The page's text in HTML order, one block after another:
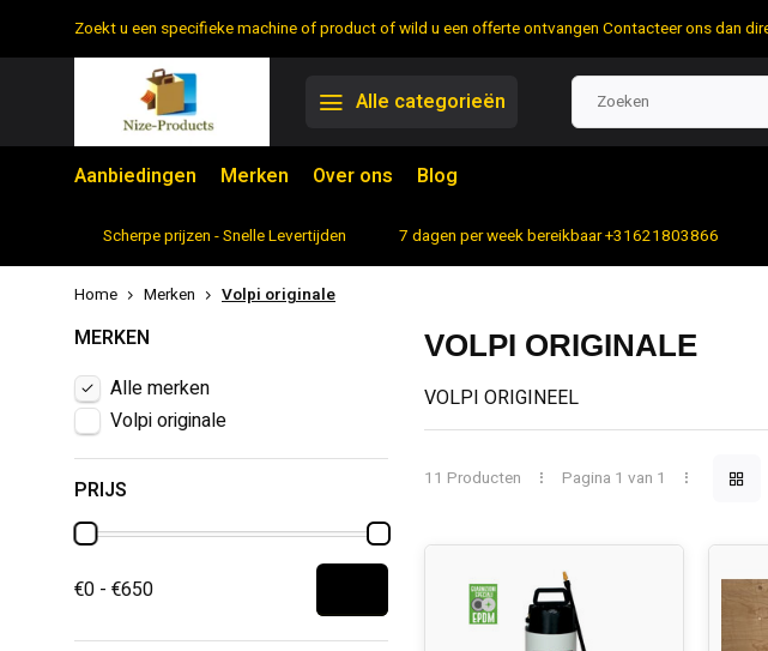
Zoekt u een specifieke machine of product of wild u een offerte ontvangen Contacteer ons dan
Alle categorieën
Aanbiedingen Merken Over ons Blog
Scherpe prijzen - Snelle Levertijden 7 dagen per week bereikbaar +31621803866
Home Merken Volpi originale
MERKEN
Alle merken
Volpi originale
PRIJS
€0 - €650
VOLPI ORIGINALE
VOLPI ORIGINEEL
Davide en Luigi Volpi Spa.
betrouwbaar en gebruiksvriendelijk.
Een bedrijf in continue evolutie.
Alle fasen, van ontwerp tot testen,
gevolgd in overeenstemming met
11 Producten Pagina 1 van 1